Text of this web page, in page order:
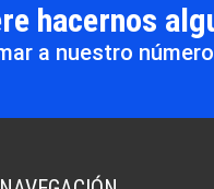
hacernos
a nuestro